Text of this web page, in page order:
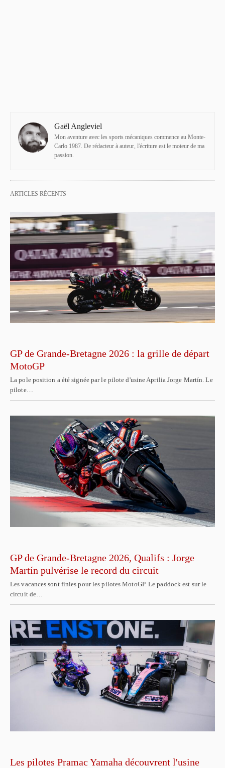
Gaël Angleviel
Mon aventure avec les sports mécaniques commence au Monte-
Carlo 1987. De rédacteur à auteur, l'écriture est le moteur de ma
passion.
ARTICLES RÉCENTS
GP de Grande-Bretagne 2026 : la grille de départ
MotoGP
La pole position a été signée par le pilote d'usine Aprilia Jorge Martín. Le
pilote…
GP de Grande-Bretagne 2026, Qualifs : Jorge
Martín pulvérise le record du circuit
Les vacances sont finies pour les pilotes MotoGP. Le paddock est sur le
circuit de…
Les pilotes Pramac Yamaha découvrent l'usine